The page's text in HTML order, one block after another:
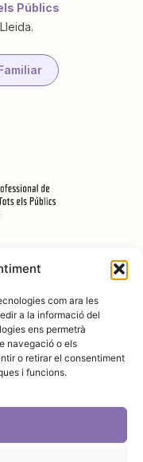
com ara les
a la informació del
ens permetrà
navegació o els
o retirar el consentiment
i funcions.
Públics